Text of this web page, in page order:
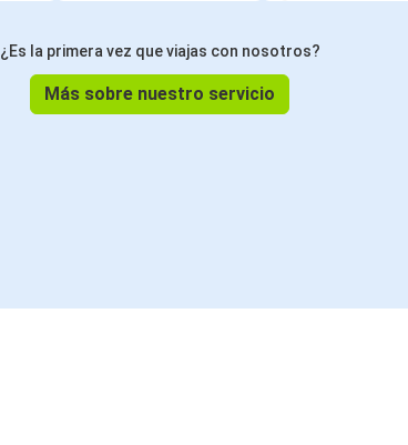
¿Es la primera vez que viajas con nosotros?
Más sobre nuestro servicio